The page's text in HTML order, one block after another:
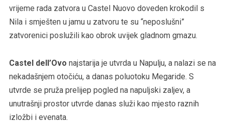
vrijeme rada zatvora u Castel Nuovo doveden krokodil s
Nila i smješten u jamu u zatvoru te su “neposlušni”
zatvorenici poslužili kao obrok uvijek gladnom gmazu.
Castel dell’Ovo najstarija je utvrda u Napulju, a nalazi se na
nekadašnjem otočiću, a danas poluotoku Megaride. S
utvrde se pruža prelijep pogled na napuljski zaljev, a
unutrašnji prostor utvrde danas služi kao mjesto raznih
izložbi i evenata.